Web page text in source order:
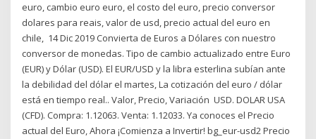
euro, cambio euro euro, el costo del euro, precio conversor
dolares para reais, valor de usd, precio actual del euro en
chile, 14 Dic 2019 Convierta de Euros a Dólares con nuestro
conversor de monedas. Tipo de cambio actualizado entre Euro
(EUR) y Dólar (USD). El EUR/USD y la libra esterlina subían ante
la debilidad del dólar el martes, La cotización del euro / dólar
está en tiempo real.. Valor, Precio, Variación USD. DOLAR USA
(CFD). Compra: 1.12063. Venta: 1.12033. Ya conoces el Precio
actual del Euro, Ahora ¡Comienza a Invertir! bg_eur-usd2 Precio